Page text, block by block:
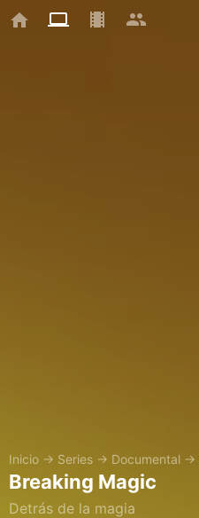
Inicio → Series → Documental →
Breaking Magic
Detrás de la magia